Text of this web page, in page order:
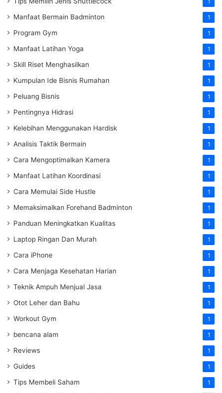
1
Manfaat Bermain Badminton 1
Program Gym 1
Manfaat Latihan Yoga 1
Skill Riset Menghasilkan 1
Kumpulan Ide Bisnis Rumahan 1
Peluang Bisnis 1
Pentingnya Hidrasi 1
Kelebihan Menggunakan Hardisk 1
Analisis Taktik Bermain 1
Cara Mengoptimalkan Kamera 1
Manfaat Latihan Koordinasi 1
Cara Memulai Side Hustle 1
Memaksimalkan Forehand Badminton 1
Panduan Meningkatkan Kualitas 1
Laptop Ringan Dan Murah 1
Cara iPhone 1
Cara Menjaga Kesehatan Harian 1
Teknik Ampuh Menjual Jasa 1
Otot Leher dan Bahu 1
Workout Gym 1
bencana alam 1
Reviews 1
Guides 1
Tips Membeli Saham 1